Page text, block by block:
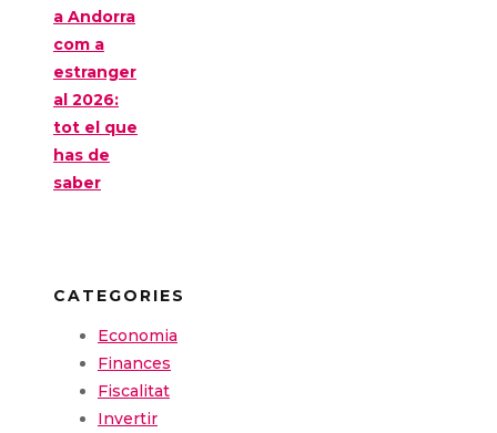
a Andorra
com a
estranger
al 2026:
tot el que
has de
saber
CATEGORIES
Economia
Finances
Fiscalitat
Invertir